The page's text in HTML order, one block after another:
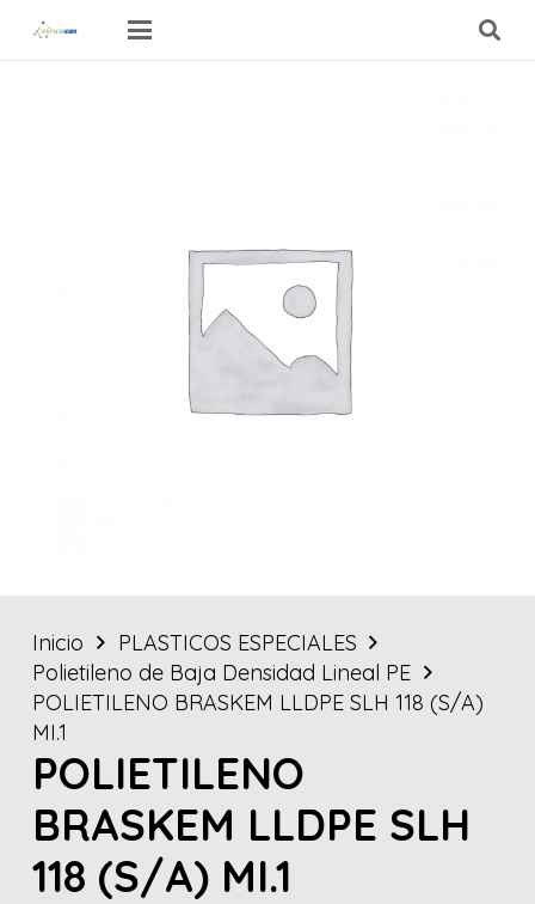
Inicio
PLASTICOS ESPECIALES
Polietileno de Baja Densidad Lineal PE
POLIETILENO BRASKEM LLDPE SLH 118 (S/A)
MI.1
POLIETILENO
BRASKEM LLDPE SLH
118 (S/A) MI.1